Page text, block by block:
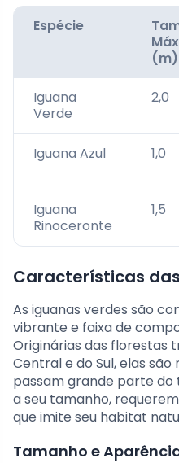
Espécie
(m)
Iguana
Verde
2,0
Iguana Azul 1,0
Iguana
Rinoceronte
1,5
Características
As iguanas verdes são
vibrante e faixa de
Originárias das florestas
Central e do Sul, elas
passam grande parte do
a seu tamanho,
que imite seu habitat
Tamanho e